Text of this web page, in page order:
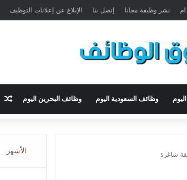
نشر وظيفة مجانا إتصل بنا الإبلاغ عن إعلانات التوظيف
وظائف السعودية اليوم وظائف البحرين اليوم
الأشهر